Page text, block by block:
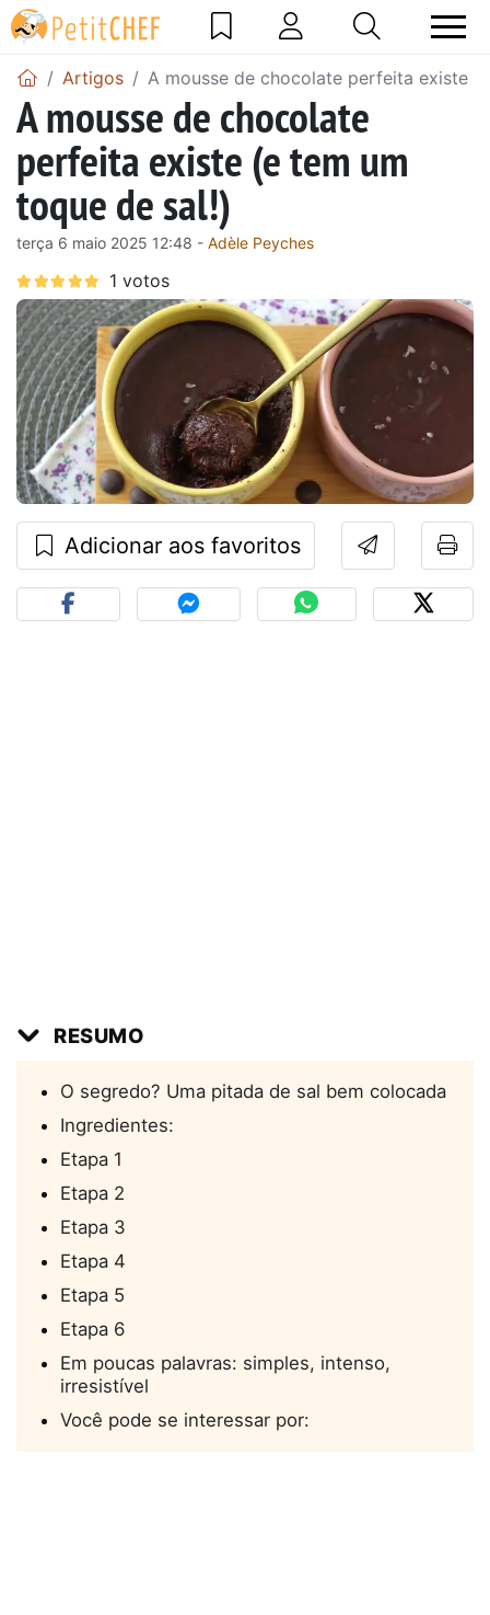
Artigos A mousse de chocolate perfeita existe
A mousse de chocolate
perfeita existe (e tem um
toque de sal!)
terça 6 maio 2025 12:48 - Adèle Peyches
Adicionar aos favoritos
RESUMO
O segredo? Uma pitada de sal bem colocada
Ingredientes:
Etapa 1
Etapa 2
Etapa 3
Etapa 4
Etapa 5
Etapa 6
Em poucas palavras: simples, intenso,
irresistível
Você pode se interessar por: